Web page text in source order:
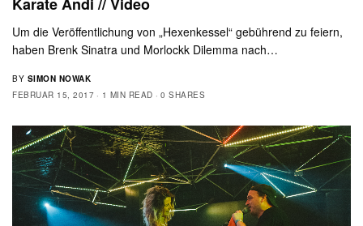
Um die Veröffentlichung von „Hexenkessel“ gebührend zu feiern,
haben Brenk Sinatra und Morlockk Dilemma nach…
BY SIMON NOWAK
FEBRUAR 15, 2017
1 MIN READ 0 SHARES